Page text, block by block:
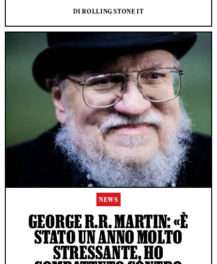
DI ROLLING STONE IT
NEWS
GEORGE R.R. MARTIN: «È
STATO UN ANNO MOLTO
STRESSANTE, HO